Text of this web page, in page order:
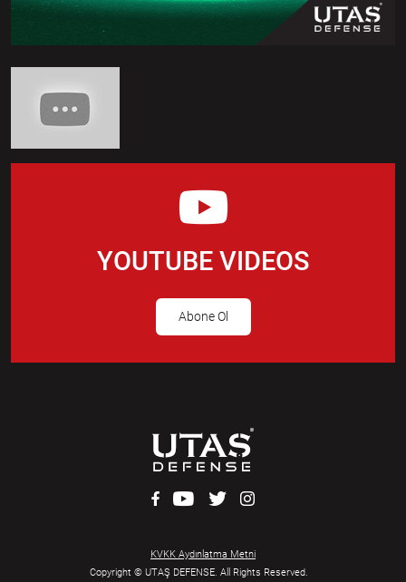
YOUTUBE VIDEOS
Abone Ol
Copyright © UTAŞ DEFENSE. All Rights Reserved.
KVKK Aydınlatma Metni